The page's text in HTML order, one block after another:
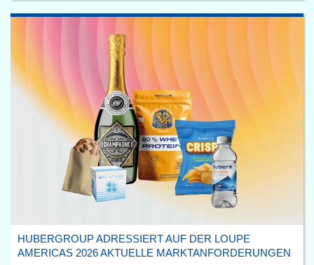
HUBERGROUP ADRESSIERT AUF DER LOUPE
AMERICAS 2026 AKTUELLE MARKTANFORDERUNGEN